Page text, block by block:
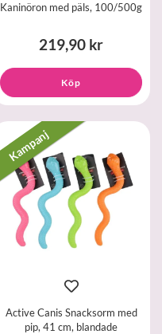
Kaninöron med päls, 100/500g
219,90 kr
Köp
Kampanj
Active Canis Snacksorm med
pip, 41 cm, blandade